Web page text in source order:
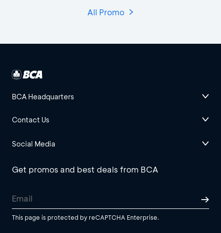
All Promo
BCA Headquarters
Contact Us
Social Media
Get promos and best deals from BCA
This page is protected by reCAPTCHA Enterprise.